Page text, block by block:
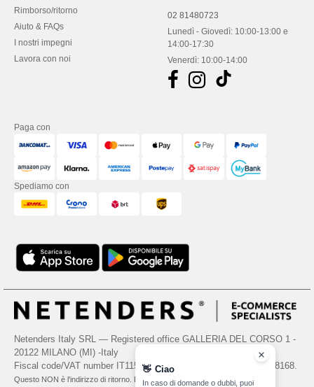
Rimborso/ritorno
Aiuto & FAQs
I nostri impegni
Lavora con noi
02 81480723
Lunedì - Giovedì: 10:00-13:00 e
14:00-17:30
Venerdì: 10:00-14:00
Paga con
Spediamo con
Netenders Italy SRL — Registered office GALLERIA DEL CORSO 1 -
20122 MILANO (MI) -Italy
Fiscal code/VAT number IT11510210963 — REA number MI-2608168.
Questo NON è l'indirizzo di ritorno. Per i resi, vedere qui
👋 Ciao
In caso di domande o dubbi, puoi